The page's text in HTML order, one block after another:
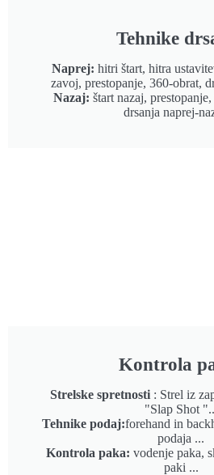
Tehnike
Naprej: hitri štart, hitra
zavoj, prestopanje, 360-obrat,
Nazaj: štart nazaj,
drsanja naprej-
Kontrola
Strelske spretnosti : Strel iz
"Slap Shot
Tehnike podaj:forehand in
podaja ...
Kontrola paka: vodenje paka,
paki ...